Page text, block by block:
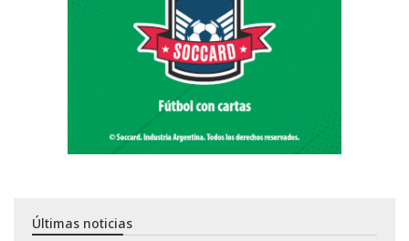
Últimas noticias